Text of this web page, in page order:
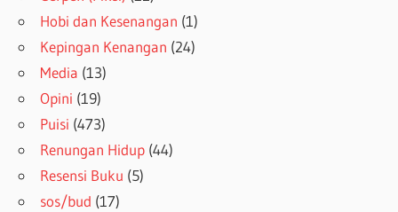
Hobi dan Kesenangan (1)
Kepingan Kenangan (24)
Media (13)
Opini (19)
Puisi (473)
Renungan Hidup (44)
Resensi Buku (5)
sos/bud (17)